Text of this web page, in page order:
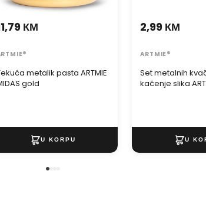
metalik pasta ARTMIE
gold
КМ
Set metalnih
kačenje slika
2,99 КМ
ARTMIE®